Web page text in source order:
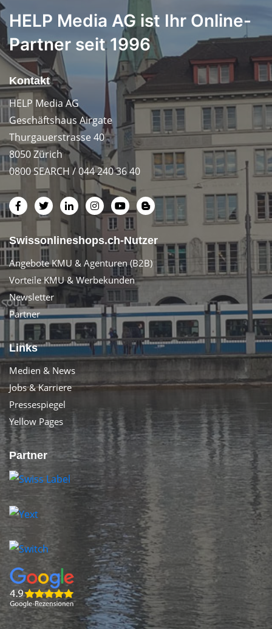
HELP Media AG ist Ihr Online-
Partner seit 1996
Kontakt
HELP Media AG
Geschäftshaus Airgate
Thurgauerstrasse 40
8050 Zürich
0800 SEARCH / 044 240 36 40
Swissonlineshops.ch-Nutzer
Angebote KMU & Agenturen (B2B)
Vorteile KMU & Werbekunden
Newsletter
Partner
Links
Medien & News
Jobs & Karriere
Pressespiegel
Yellow Pages
Partner